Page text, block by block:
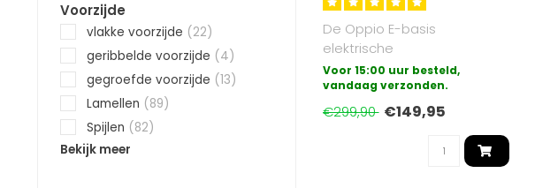
Voorzijde
vlakke voorzijde (22)
geribbelde voorzijde (4)
gegroefde voorzijde (13)
Lamellen (89)
Spijlen (82)
Bekijk meer
De Oppio E-basis
elektrische
badkamerradiator is de
meest eenvoudige vorm
van el..
Voor 15:00 uur besteld,
vandaag verzonden.
€299,90 €149,95